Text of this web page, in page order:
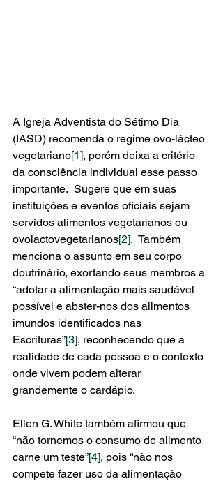
A Igreja Adventista do Sétimo Dia
(IASD) recomenda o regime ovo-lácteo
vegetariano[1], porém deixa a critério
da consciência individual esse passo
importante.  Sugere que em suas
instituições e eventos oficiais sejam
servidos alimentos vegetarianos ou
ovolactovegetarianos[2].  Também
menciona o assunto em seu corpo
doutrinário, exortando seus membros a
“adotar a alimentação mais saudável
possível e abster-nos dos alimentos
imundos identificados nas
Escrituras”[3], reconhecendo que a
realidade de cada pessoa e o contexto
onde vivem podem alterar
grandemente o cardápio.
Ellen G. White também afirmou que
“não tornemos o consumo de alimento
carne um teste”[4], pois “não nos
compete fazer uso da alimentação